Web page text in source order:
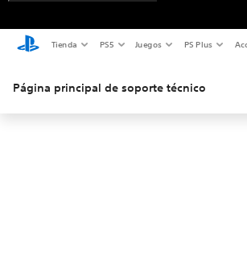
Tienda PS5 Juegos PS Plus
Página principal de soporte técnico